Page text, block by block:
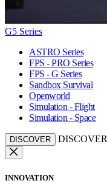
G5 Series
ASTRO Series
FPS - PRO Series
FPS - G Series
Sandbox Survival
Openworld
Simulation - Flight
Simulation - Space
DISCOVER DISCOVER
INNOVATION